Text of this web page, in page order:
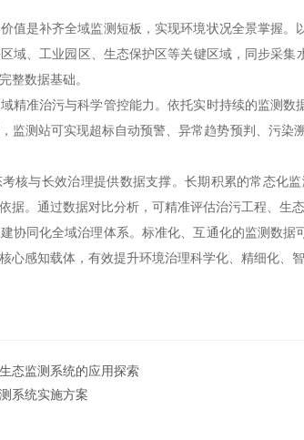
是补齐全域监测短板，实现环境状况全景掌握。
域、工业园区、生态保护区等关键区域，同步采
整数据基础。
准治污与科学管控能力。依托实时持续的监测数
监测站可实现超标自动预警、异常趋势预判、污
与长效治理提供数据支撑。长期积累的常态化
据。通过数据对比分析，可精准评估治污工程、生
同化全域治理体系。标准化、互通化的监测数据
心感知载体，有效提升环境治理科学化、精细化、
态监测系统的应用探索
系统实施方案